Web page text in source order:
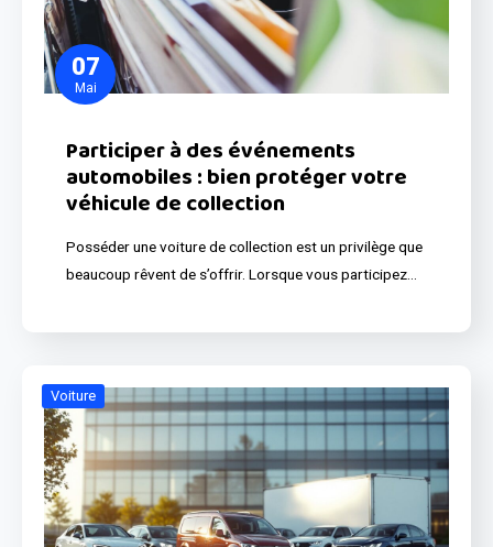
07
Mai
Participer à des événements
automobiles : bien protéger votre
véhicule de collection
Posséder une voiture de collection est un privilège que
beaucoup rêvent de s’offrir. Lorsque vous participez…
Voiture